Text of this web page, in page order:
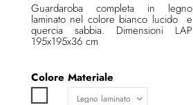
Guardaroba completa in legno
laminato nel colore bianco lucido e
quercia sabbia. Dimensioni LAP
195x195x36 cm
Colore
Bianco lucido
Materiale